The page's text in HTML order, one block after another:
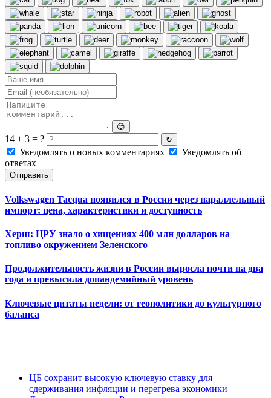
😊
14 + 3 = ? ↻
Уведомлять о новых комментариях
Уведомлять об
ответах
Отправить
Volkswagen Tacqua появился в России через параллельный
импорт: цена, характеристики и доступность
Херш: ЦРУ знало о хищениях 400 млн долларов на
топливо окружением Зеленского
Продолжительность жизни в России выросла почти на два
года и превысила допандемийный уровень
Ключевые цитаты недели: от геополитики до культурного
баланса
ЦБ сохранит высокую ключевую ставку для
сдерживания инфляции и перегрева экономики